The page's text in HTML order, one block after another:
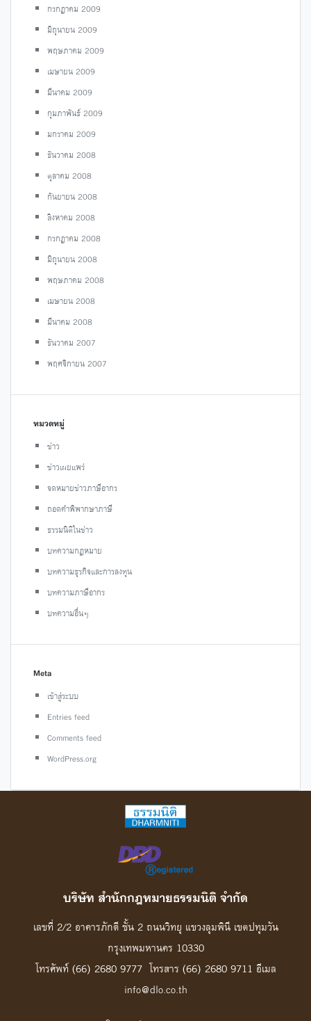
กรกฎาคม 2009
มิถุนายน 2009
พฤษภาคม 2009
เมษายน 2009
มีนาคม 2009
กุมภาพันธ์ 2009
มกราคม 2009
ธันวาคม 2008
ตุลาคม 2008
กันยายน 2008
สิงหาคม 2008
กรกฎาคม 2008
มิถุนายน 2008
พฤษภาคม 2008
เมษายน 2008
มีนาคม 2008
ธันวาคม 2007
พฤศจิกายน 2007
หมวดหมู่
ข่าว
ข่าวเผยแพร่
จดหมายข่าวภาษีอากร
ถอดคำพิพากษาภาษี
ธรรมนิติในข่าว
บทความกฎหมาย
บทความธุรกิจและการลงทุน
บทความภาษีอากร
บทความอื่นๆ
Meta
เข้าสู่ระบบ
Entries feed
Comments feed
WordPress.org
บริษัท สํานักกฎหมายธรรมนิติ จํากัด
เลขที่ 2/2 อาคารภักดี ชั้น 2 ถนนวิทยุ แขวงลุมพินี เขตปทุมวัน
กรุงเทพมหานคร 10330
โทรศัพท์ (66) 2680 9777 โทรสาร (66) 2680 9711 อีเมล
info@dlo.co.th